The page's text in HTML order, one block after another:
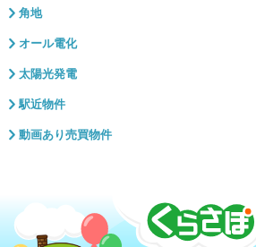
角地
オール電化
太陽光発電
駅近物件
動画あり売買物件